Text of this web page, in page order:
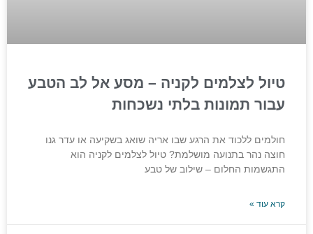
טיול לצלמים לקניה – מסע אל לב הטבע
עבור תמונות בלתי נשכחות
חולמים ללכוד את הרגע שבו אריה שואג בשקיעה או עדר גנו
חוצה נהר בתנועה מושלמת? טיול לצלמים לקניה הוא
התגשמות החלום – שילוב של טבע
קרא עוד »